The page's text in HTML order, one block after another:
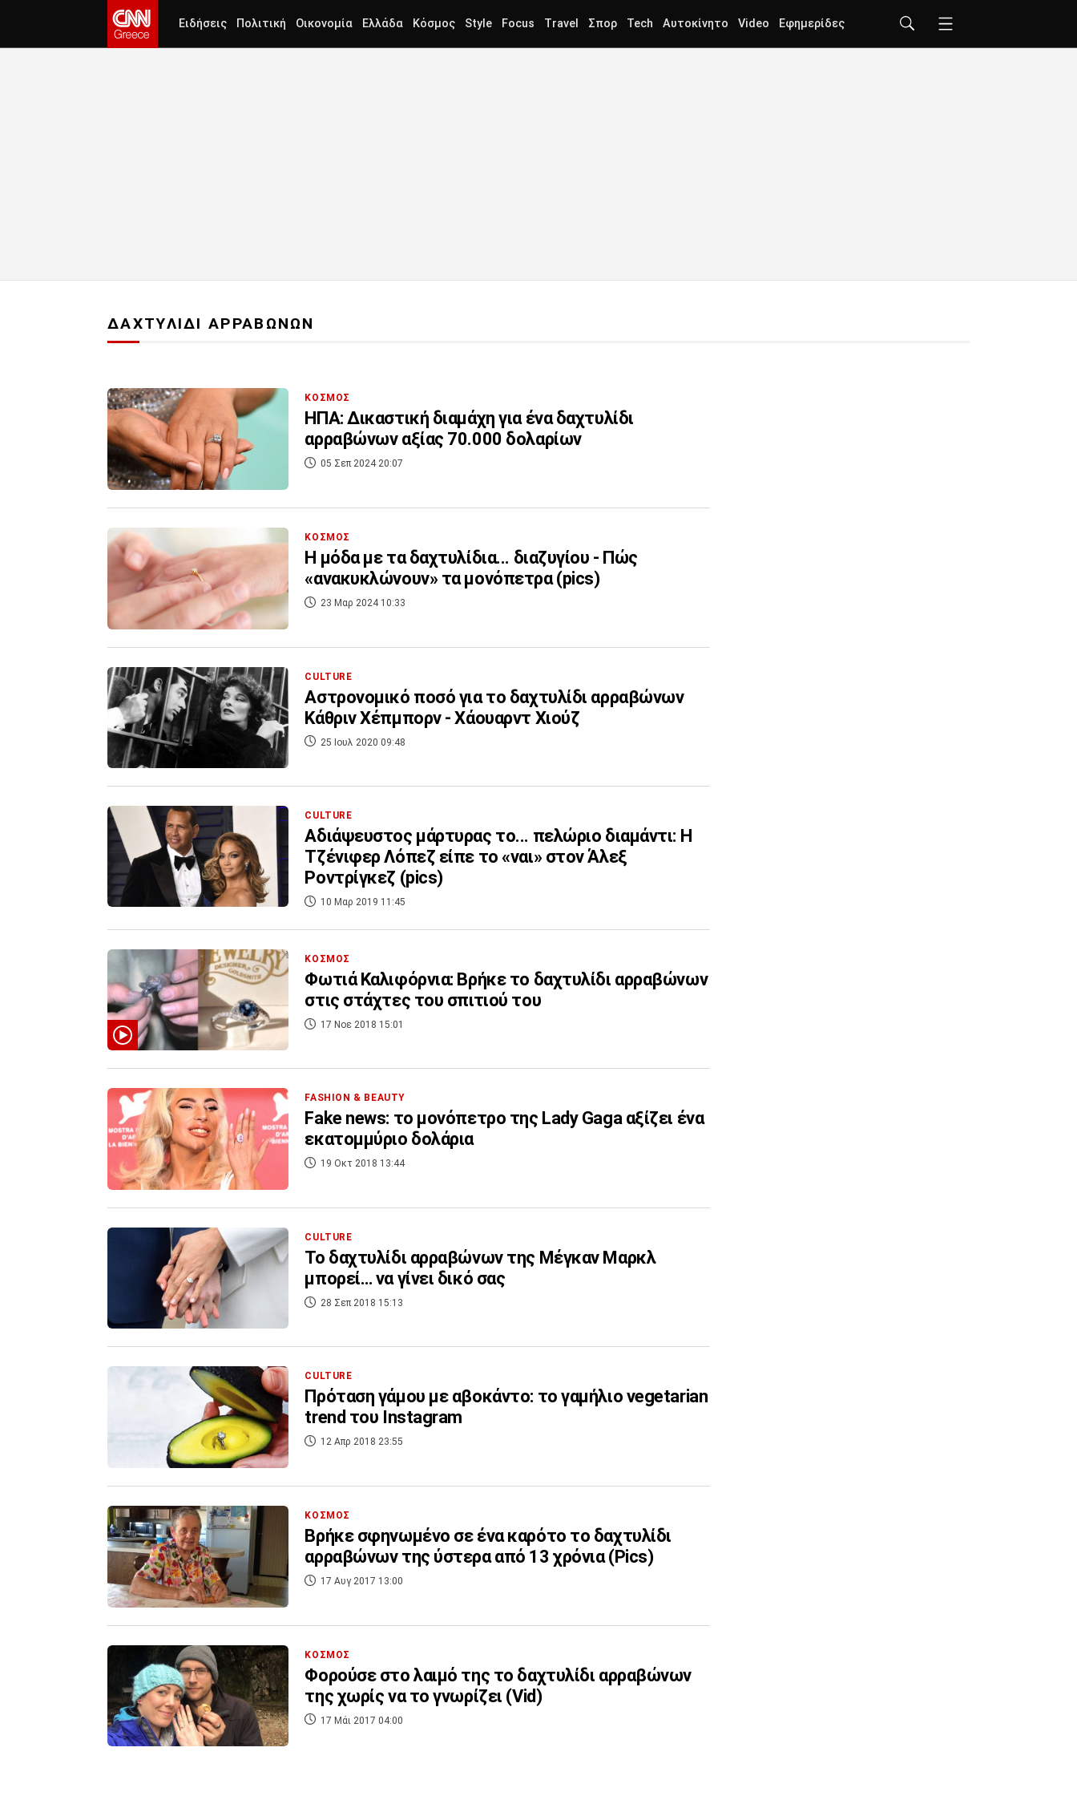
Ειδήσεις Πολιτική Οικονομία Ελλάδα Κόσμος Style Focus Travel Σπορ Tech Αυτοκίνητο Video Εφημερίδες
ΔΑΧΤΥΛΙΔΙ ΑΡΡΑΒΩΝΩΝ
ΚΟΣΜΟΣ
ΗΠΑ: Δικαστική διαμάχη για ένα δαχτυλίδι
αρραβώνων αξίας 70.000 δολαρίων
05 Σεπ 2024 20:07
ΚΟΣΜΟΣ
Η μόδα με τα δαχτυλίδια... διαζυγίου - Πώς
«ανακυκλώνουν» τα μονόπετρα (pics)
23 Μαρ 2024 10:33
CULTURE
Αστρονομικό ποσό για το δαχτυλίδι αρραβώνων
Κάθριν Χέπμπορν - Χάουαρντ Χιούζ
25 Ιουλ 2020 09:48
CULTURE
Αδιάψευστος μάρτυρας το... πελώριο διαμάντι: Η
Τζένιφερ Λόπεζ είπε το «ναι» στον Άλεξ
Ροντρίγκεζ (pics)
10 Μαρ 2019 11:45
ΚΟΣΜΟΣ
Φωτιά Καλιφόρνια: Βρήκε το δαχτυλίδι αρραβώνων
στις στάχτες του σπιτιού του
17 Νοε 2018 15:01
FASHION & BEAUTY
Fake news: το μονόπετρο της Lady Gaga αξίζει ένα
εκατομμύριο δολάρια
19 Οκτ 2018 13:44
CULTURE
Το δαχτυλίδι αρραβώνων της Μέγκαν Μαρκλ
μπορεί… να γίνει δικό σας
28 Σεπ 2018 15:13
CULTURE
Πρόταση γάμου με αβοκάντο: το γαμήλιο vegetarian
trend του Instagram
12 Απρ 2018 23:55
ΚΟΣΜΟΣ
Βρήκε σφηνωμένο σε ένα καρότο το δαχτυλίδι
αρραβώνων της ύστερα από 13 χρόνια (Pics)
17 Αυγ 2017 13:00
ΚΟΣΜΟΣ
Φορούσε στο λαιμό της το δαχτυλίδι αρραβώνων
της χωρίς να το γνωρίζει (Vid)
17 Μάι 2017 04:00